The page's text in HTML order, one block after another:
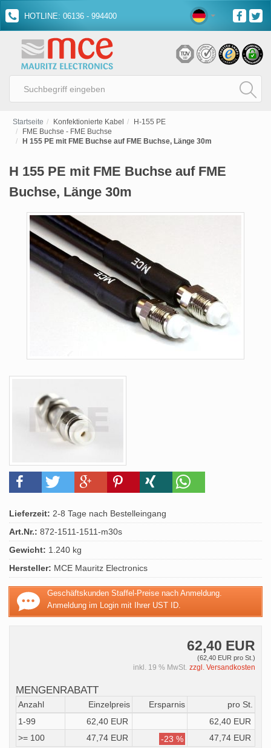
HOTLINE: 06136 - 994400
Startseite Konfektionierte Kabel
H-155 PE
FME Buchse - FME Buchse
H 155 PE mit FME Buchse auf FME Buchse, Länge 30m
H 155 PE mit FME Buchse auf FME
Buchse, Länge 30m
Lieferzeit: 2-8 Tage nach Bestelleingang
Art.Nr.: 872-1511-1511-m30s
Gewicht: 1.240 kg
Hersteller: MCE Mauritz Electronics
Geschäftskunden Staffel-Preise nach Anmeldung.
Anmeldung im Login mit Ihrer UST ID.
62,40 EUR
(62,40 EUR pro St.)
inkl. 19 % MwSt. zzgl. Versandkosten
MENGENRABATT
Anzahl Einzelpreis Ersparnis
pro St.
1-99
62,40 EUR
62,40 EUR
>= 100
47,74 EUR -23 % 47,74 EUR